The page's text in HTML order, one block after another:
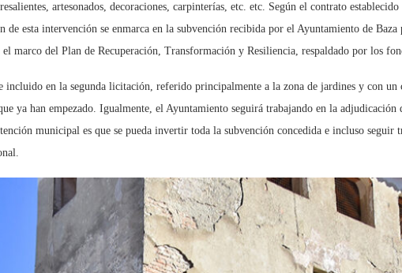
artesonados, decoraciones, carpinterías, etc. etc. Según el contrato
esta intervención se enmarca en la subvención recibida por el Ayuntamiento de
del Plan de Recuperación, Transformación y Resiliencia, respaldado por los
en la segunda licitación, referido principalmente a la zona de jardines y con
ya han empezado. Igualmente, el Ayuntamiento seguirá trabajando en la
municipal es que se pueda invertir toda la subvención concedida e incluso seguir